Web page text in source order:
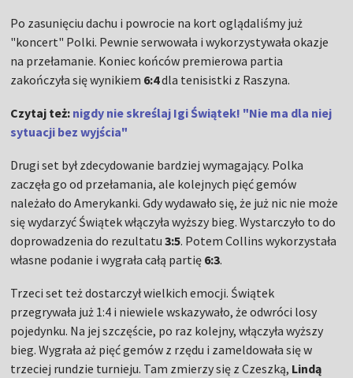
Po zasunięciu dachu i powrocie na kort oglądaliśmy już
"koncert" Polki. Pewnie serwowała i wykorzystywała okazje
na przełamanie. Koniec końców premierowa partia
zakończyła się wynikiem 6:4dla tenisistki z Raszyna.
Czytaj też: nigdy nie skreślaj Igi Świątek! "Nie ma dla niej
sytuacji bez wyjścia"
Drugi set był zdecydowanie bardziej wymagający. Polka
zaczęła go od przełamania, ale kolejnych pięć gemów
należało do Amerykanki. Gdy wydawało się, że już nic nie może
się wydarzyć Świątek włączyła wyższy bieg. Wystarczyło to do
doprowadzenia do rezultatu3:5. Potem Collins wykorzystała
własne podanie i wygrała całą partię 6:3.
Trzeci set też dostarczył wielkich emocji. Świątek
przegrywała już 1:4 i niewiele wskazywało, że odwróci losy
pojedynku. Na jej szczęście, po raz kolejny, włączyła wyższy
bieg. Wygrała aż pięć gemów z rzędu i zameldowała się w
trzeciej rundzie turnieju. Tam zmierzy się z Czeszką, Lindą